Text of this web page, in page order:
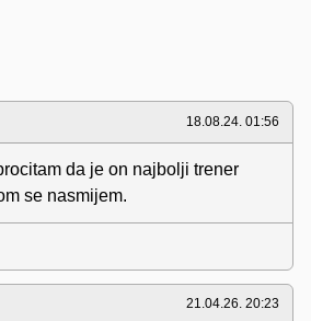
18.08.24. 01:56
da je on najbolji trener
se nasmijem.
21.04.26. 20:23